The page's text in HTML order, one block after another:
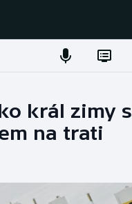
král zimy s
na trati